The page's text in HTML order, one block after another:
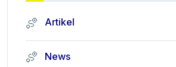
Artikel
News